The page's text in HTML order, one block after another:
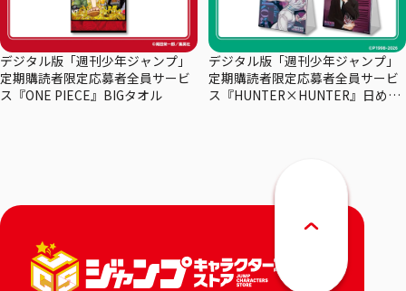
デジタル版「週刊少年ジャンプ」
定期購読者限定応募者全員サービ
ス『ONE PIECE』BIGタオル
デジタル版「週刊少年ジャンプ」
定期購読者限定応募者全員サービ
ス『HUNTER×HUNTER』日めく